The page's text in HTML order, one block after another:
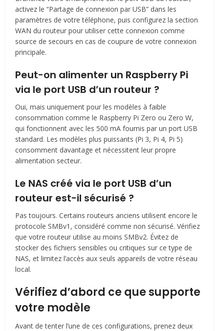
activez le “Partage de connexion par USB” dans les
paramètres de votre téléphone, puis configurez la section
WAN du routeur pour utiliser cette connexion comme
source de secours en cas de coupure de votre connexion
principale.
Peut-on alimenter un Raspberry Pi
via le port USB d’un routeur ?
Oui, mais uniquement pour les modèles à faible
consommation comme le Raspberry Pi Zero ou Zero W,
qui fonctionnent avec les 500 mA fournis par un port USB
standard. Les modèles plus puissants (Pi 3, Pi 4, Pi 5)
consomment davantage et nécessitent leur propre
alimentation secteur.
Le NAS créé via le port USB d’un
routeur est-il sécurisé ?
Pas toujours. Certains routeurs anciens utilisent encore le
protocole SMBv1, considéré comme non sécurisé. Vérifiez
que votre routeur utilise au moins SMBv2. Évitez de
stocker des fichiers sensibles ou critiques sur ce type de
NAS, et limitez l’accès aux seuls appareils de votre réseau
local.
Vérifiez d’abord ce que supporte
votre modèle
Avant de tenter l’une de ces configurations, prenez deux